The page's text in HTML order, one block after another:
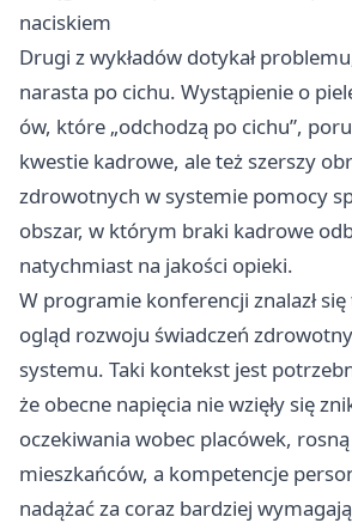
naciskiem
Drugi z wykładów dotykał
narasta po cichu. Wystąpienie o
ów, które „odchodzą po cichu”,
kwestie kadrowe, ale też szerszy
zdrowotnych w systemie pomocy
obszar, w którym braki kadrowe
natychmiast na jakości opieki.
W programie konferencji znalazł
ogląd rozwoju świadczeń
systemu. Taki kontekst jest
że obecne napięcia nie wzięły się
oczekiwania wobec placówek,
mieszkańców, a kompetencje
nadążać za coraz bardziej